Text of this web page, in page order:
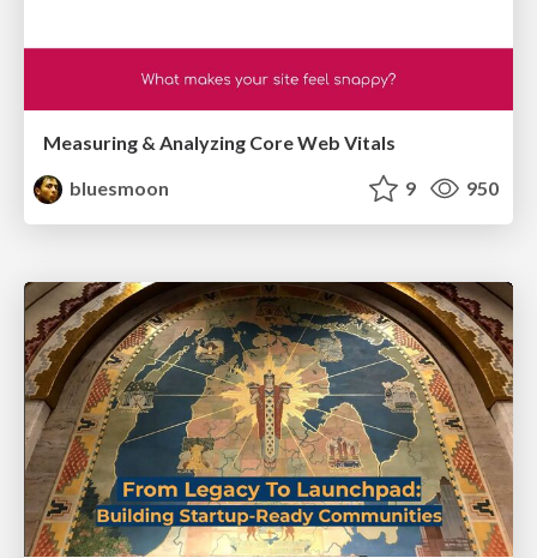
Measuring & Analyzing Core Web Vitals
bluesmoon
9 950